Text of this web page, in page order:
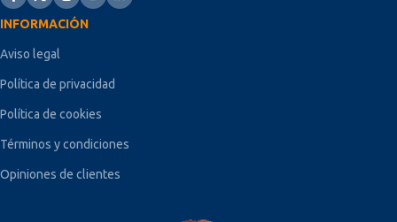
INFORMACIÓN
Aviso legal
Política de privacidad
Política de cookies
Términos y condiciones
Opiniones de clientes